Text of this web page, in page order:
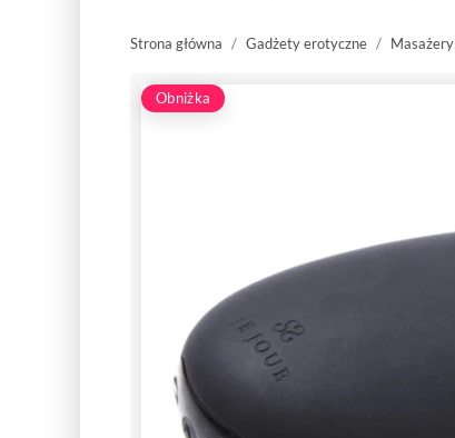
Strona główna Gadżety erotyczne
Obniżka